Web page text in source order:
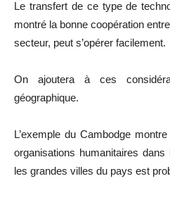
Le transfert de ce type de
montré la bonne coopération
secteur, peut s’opérer facilement.
On ajoutera à ces
géographique.
L’exemple du Cambodge
organisations humanitaires
les grandes villes du pays est